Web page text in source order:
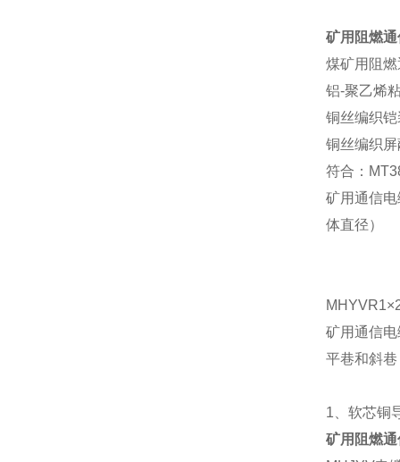
矿用阻燃
煤矿用
铝-聚乙烯
铜丝编织
铜丝编织
符合：
矿用通信电
体直径）
MHYVR1
矿用通信
平巷和斜巷
1 、软芯铜
矿用阻燃